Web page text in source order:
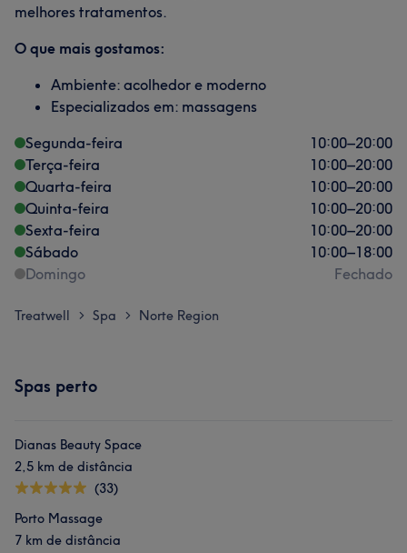
melhores tratamentos.
O que mais gostamos:
Ambiente: acolhedor e moderno
Especializados em: massagens
Segunda-feira
10:00–20:00
Terça-feira
10:00–20:00
Quarta-feira
10:00–20:00
Quinta-feira
10:00–20:00
Sexta-feira
10:00–20:00
Sábado
10:00–18:00
Domingo
Fechado
Treatwell > Spa > Norte Region
Spas perto
Dianas Beauty Space
2,5 km de distância
(33)
Porto Massage
7 km de distância